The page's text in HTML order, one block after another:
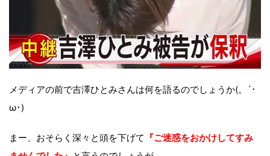
メディアの前で吉澤ひとみさんは何を語るのでしょうか(。´･
ω･)
まー、おそらく深々と頭を下げて 『ご迷惑をおかけしてすみ